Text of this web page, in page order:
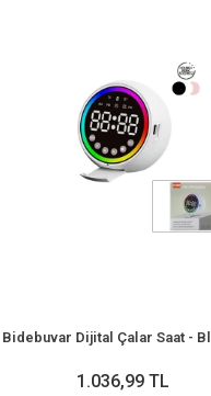
1.036,99 TL